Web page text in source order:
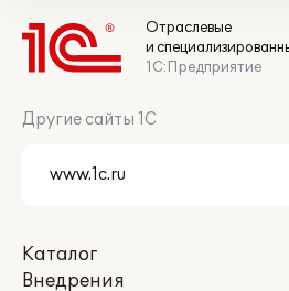
Отраслевые
и
1С:Предприятие
Другие сайты 1С
Каталог
Внедрения